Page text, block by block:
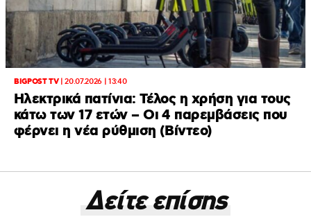
BIGPOST TV|20.07.2026 | 13:40
Ηλεκτρικά πατίνια: Τέλος η χρήση για τους
κάτω των 17 ετών – Οι 4 παρεμβάσεις που
φέρνει η νέα ρύθμιση (Βίντεο)
Δείτε επίσης